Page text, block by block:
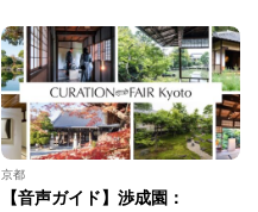
京都
【音声ガイド】渉成園：